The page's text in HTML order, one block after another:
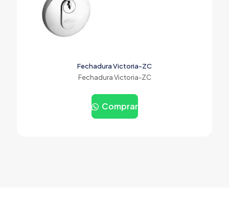
Fechadura Victoria-ZC
Fechadura Victoria-ZC
Comprar